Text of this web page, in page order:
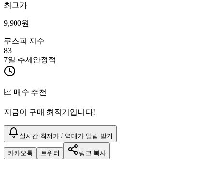
최고가
9,900원
쿠스피 지수
83
7일 추세 안정적
📈 매수 추천
지금이 구매 최적기입니다!
실시간 최저가 / 역대가 알림 받기
카카오톡 트위터 링크 복사